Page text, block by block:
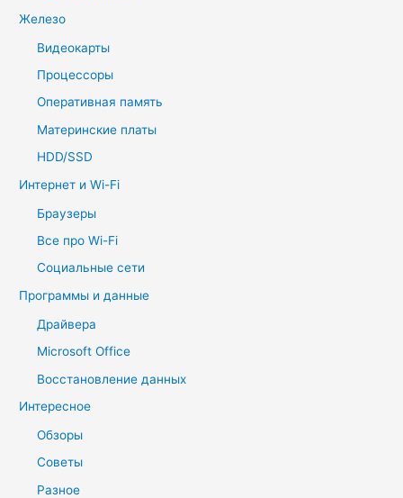
Железо
Видеокарты
Процессоры
Оперативная память
Материнские платы
HDD/SSD
Интернет и Wi-Fi
Браузеры
Все про Wi-Fi
Социальные сети
Программы и данные
Драйвера
Microsoft Office
Восстановление данных
Интересное
Обзоры
Советы
Разное